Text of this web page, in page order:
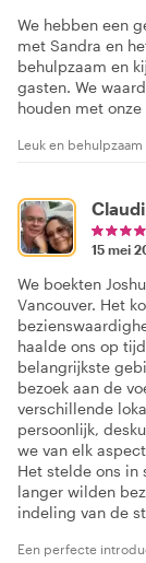
We hebben een
met Sandra en
behulpzaam en
gasten. We
houden met onze
Leuk en behulpzaam
15 mei
We boekten
Vancouver. Het
haalde ons op
belangrijkste
bezoek aan de
verschillende
persoonlijk,
we van elk
Het stelde ons
langer wilden
indeling van de
Een perfecte